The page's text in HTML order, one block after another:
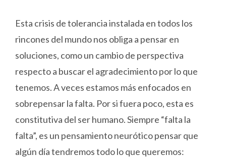
Esta crisis de tolerancia instalada en todos los
rincones del mundo nos obliga a pensar en
soluciones, como un cambio de perspectiva
respecto a buscar el agradecimiento por lo que
tenemos. A veces estamos más enfocados en
sobrepensar la falta. Por si fuera poco, esta es
constitutiva del ser humano. Siempre “falta la
falta”, es un pensamiento neurótico pensar que
algún día tendremos todo lo que queremos: